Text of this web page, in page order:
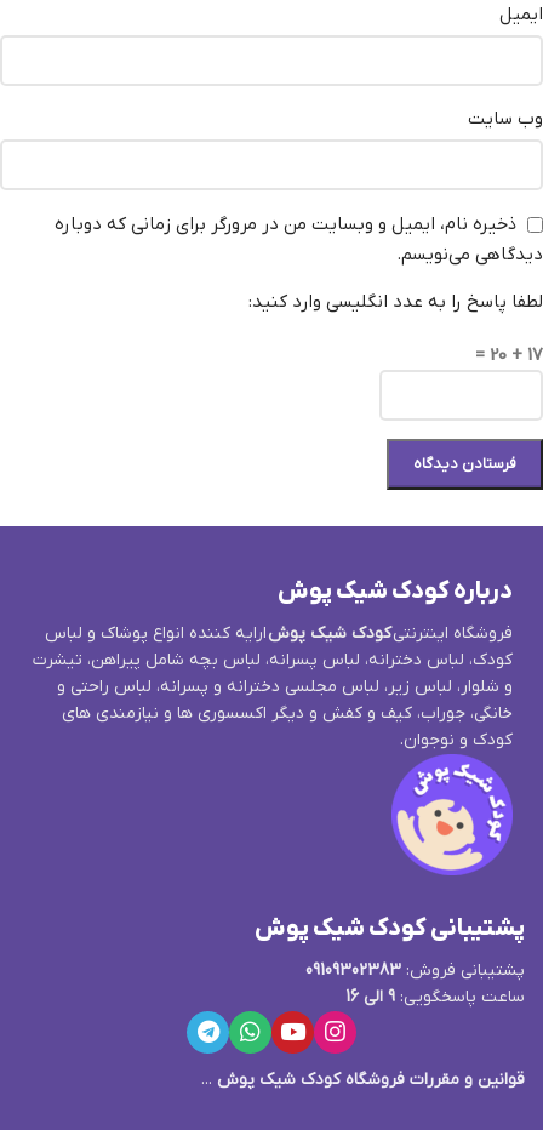
ایمیل
وب‌ سایت
ذخیره نام، ایمیل و وبسایت من در مرورگر برای زمانی که دوباره
دیدگاهی می‌نویسم.
لطفا پاسخ را به عدد انگلیسی وارد کنید:
17 + 20 =
درباره کودک شیک پوش
فروشگاه اینترنتیکودک شیک پوشارایه کننده انواع پوشاک و لباس
کودک، لباس دخترانه، لباس پسرانه، لباس بچه شامل پیراهن، تیشرت
و شلوار، لباس زیر، لباس مجلسی دخترانه و پسرانه، لباس راحتی و
خانگی، جوراب، کیف و کفش و دیگر اکسسوری ها و نیازمندی های
کودک و نوجوان.
پشتیبانی کودک شیک پوش
پشتیبانی فروش: 09109302383
ساعت پاسخگویی: 9 الی 16
قوانین و مقررات فروشگاه کودک شیک پوش ...